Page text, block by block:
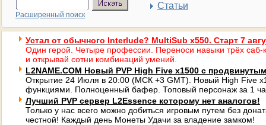
Расширенный поиск
Статьи
Устал от обычного Interlude? MultiSub x550. Старт 7
Один герой. Четыре профессии. Переноси навыки трёх саб-
и открывай сотни комбинаций умений.
L2NAME.COM Новый PVP High Five x1500 с
Открытие 24 Июля в 20:00 (МСК +3 GMT). Новый High Five
функциями. Полноценный бафер. Топовый персонаж за 1
Лучший PVP сервер L2Essence которому нет аналогов!
Только у нас всего можно добиться игровым путем без
честной! Каждый день Монеты Удачи за владение замком!